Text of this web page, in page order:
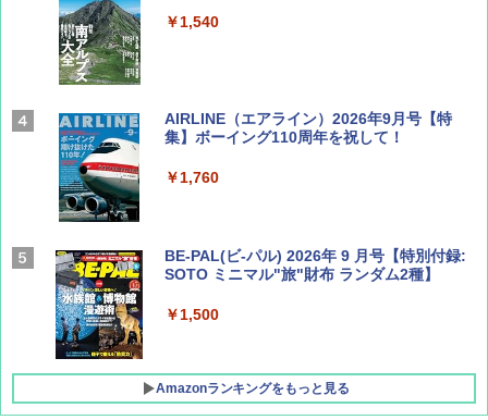
￥1,540
AIRLINE（エアライン）2026年9月号【特
集】ボーイング110周年を祝して！
￥1,760
BE-PAL(ビ-パル) 2026年 9 月号【特別付録:
SOTO ミニマル"旅"財布 ランダム2種】
￥1,500
Amazonランキングをもっと見る